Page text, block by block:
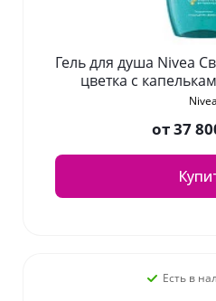
Гель для душа Nivea
цветка с
Nivea
от37
Есть в